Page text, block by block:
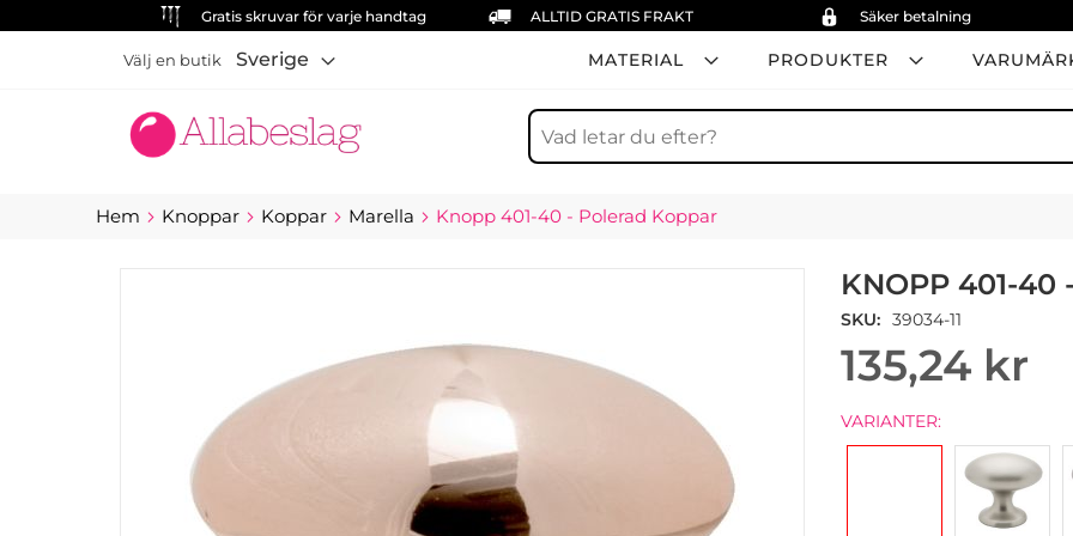
Gratis skruvar för varje handtag ALLTID GRATIS FRAKT Säker betalning
MATERIAL PRODUKTER
Välj en butik Sverige
Sök
Hem Knoppar Koppar Marella Knopp 401-40 - Polerad Koppar
KNOPP 401-40
SKU 39034-11
135,24 kr
VARIANTER: